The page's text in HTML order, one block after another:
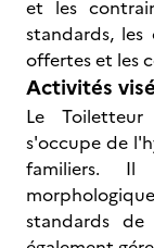
et les
standards,
offertes et les
Activités
Le
s'occupe de
familiers.
standards